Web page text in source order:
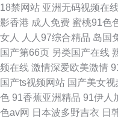
站在线观看 国内情侣视频在线
99 国产一二三av
18禁网站 亚洲无码视频在
影香港 成人免费 蜜桃91色
女人
人人97综合精品 岛国
国产第66页 另类国产在线
频在线 激情深爱欧美激情
国产ts视频网站 国产美女
色 91香蕉亚洲精品 91伊人
色av网 日本波多野吉衣 日